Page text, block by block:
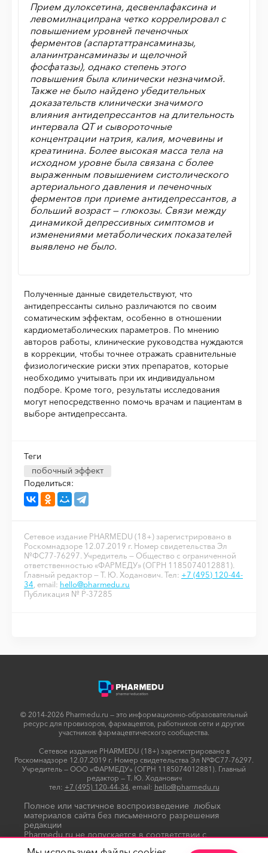
Прием дулоксетина, десвенлафаксина и
левомилнаципрана четко коррелировал с
повышением уровней печеночных
ферментов (аспартаттрансаминазы,
аланинтрансаминазы и щелочной
фосфатазы), однако степень этого
повышения была клинически незначимой.
Также не было найдено убедительных
доказательств клинически значимого
влияния антидепрессантов на длительность
интервала QT и сывороточные
концентрации натрия, калия, мочевины и
креатинина. Более высокая масса тела на
исходном уровне была связана с более
выраженным повышением систолического
артериального давления и печеночных
ферментов при приеме антидепрессантов, а
больший возраст — глюкозы. Связи между
динамикой депрессивных симптомов и
изменениями метаболических показателей
выявлено не было.
Полученные данные свидетельствуют, что
антидепрессанты сильно различаются по своим
соматическим эффектам, особенно в отношении
кардиометаболических параметров. По мнению
авторов работы, клинические руководства нуждаются
в коррекции, чтобы точнее отражать сравнительные
физиологические риски этих препаратов, которые
необходимо учитывать при их индивидуальном
подборе. Кроме того, результаты исследования
могут непосредственно помочь врачам и пациентам в
выборе антидепрессанта.
Теги
побочный эффект
Поделиться:
Сетевое издание PHARMEDU (18+) зарегистрировано в
Роскомнадзоре 12.07.2019 г. Номер свидетельства Эл
№ФС77-76297. Учредитель — Общество с ограниченной
ответственностью «ФАРМЕДУ» (ОГРН 1185074012881).
Главный редактор — Т. Ю. Ходанович. Тел: +7 (495) 120-44-
34, email: hello@pharmedu.ru
Публикация № P-37285
© 2014-2026 Pharmedu.ru — это информационно-образовательный
ресурс для провизоров, фармацевтов, работников сети и других
участников фармацевтического сообщества.
Сетевое издание PHARMEDU (18+) зарегистрировано в
Роскомнадзоре 12.07.2019 г. Номер свидетельства Эл №ФС77-76297.
Учредитель — ООО «ФАРМЕДУ» (ОГРН 1185074012881). Главный
редактор — Т. Ю. Ходанович
тел: +7 (495) 120-44-34, email: hello@pharmedu.ru
Полное или частичное воспроизведение любых
материалов сайта без письменного разрешения
редакции
Pharmedu.ru не допускается в соответствии с